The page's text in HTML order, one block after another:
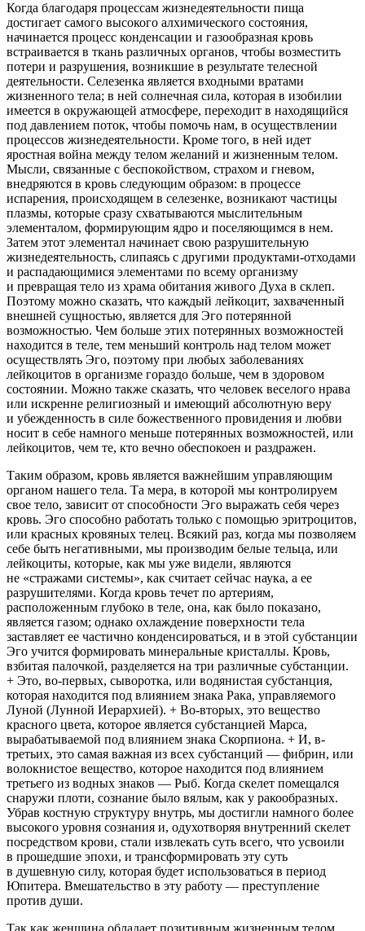
Когда благодаря процессам жизнедеятельности пища
достигает самого высокого алхимического состояния,
начинается процесс конденсации и газообразная кровь
встраивается в ткань различных органов, чтобы возместить
потери и разрушения, возникшие в результате телесной
деятельности. Селезенка является входными вратами
жизненного тела; в ней солнечная сила, которая в изобилии
имеется в окружающей атмосфере, переходит в находящийся
под давлением поток, чтобы помочь нам, в осуществлении
процессов жизнедеятельности. Кроме того, в ней идет
яростная война между телом желаний и жизненным телом.
Мысли, связанные с беспокойством, страхом и гневом,
внедряются в кровь следующим образом: в процессе
испарения, происходящем в селезенке, возникают частицы
плазмы, которые сразу схватываются мыслительным
элементалом, формирующим ядро и поселяющимся в нем.
Затем этот элементал начинает свою разрушительную
жизнедеятельность, слипаясь с другими продуктами-отходами
и распадающимися элементами по всему организму
и превращая тело из храма обитания живого Духа в склеп.
Поэтому можно сказать, что каждый лейкоцит, захваченный
внешней сущностью, является для Эго потерянной
возможностью. Чем больше этих потерянных возможностей
находится в теле, тем меньший контроль над телом может
осуществлять Эго, поэтому при любых заболеваниях
лейкоцитов в организме гораздо больше, чем в здоровом
состоянии. Можно также сказать, что человек веселого нрава
или искренне религиозный и имеющий абсолютную веру
и убежденность в силе божественного провидения и любви
носит в себе намного меньше потерянных возможностей, или
лейкоцитов, чем те, кто вечно обеспокоен и раздражен.
Таким образом, кровь является важнейшим управляющим
органом нашего тела. Та мера, в которой мы контролируем
свое тело, зависит от способности Эго выражать себя через
кровь. Эго способно работать только с помощью эритроцитов,
или красных кровяных телец. Всякий раз, когда мы позволяем
себе быть негативными, мы производим белые тельца, или
лейкоциты, которые, как мы уже видели, являются
не «стражами системы», как считает сейчас наука, а ее
разрушителями. Когда кровь течет по артериям,
расположенным глубоко в теле, она, как было показано,
является газом; однако охлаждение поверхности тела
заставляет ее частично конденсироваться, и в этой субстанции
Эго учится формировать минеральные кристаллы. Кровь,
взбитая палочкой, разделяется на три различные субстанции.
+ Это, во-первых, сыворотка, или водянистая субстанция,
которая находится под влиянием знака Рака, управляемого
Луной (Лунной Иерархией). + Во-вторых, это вещество
красного цвета, которое является субстанцией Марса,
вырабатываемой под влиянием знака Скорпиона. + И, в-
третьих, это самая важная из всех субстанций — фибрин, или
волокнистое вещество, которое находится под влиянием
третьего из водных знаков — Рыб. Когда скелет помещался
снаружи плоти, сознание было вялым, как у ракообразных.
Убрав костную структуру внутрь, мы достигли намного более
высокого уровня сознания и, одухотворяя внутренний скелет
посредством крови, стали извлекать суть всего, что усвоили
в прошедшие эпохи, и трансформировать эту суть
в душевную силу, которая будет использоваться в период
Юпитера. Вмешательство в эту работу — преступление
против души.